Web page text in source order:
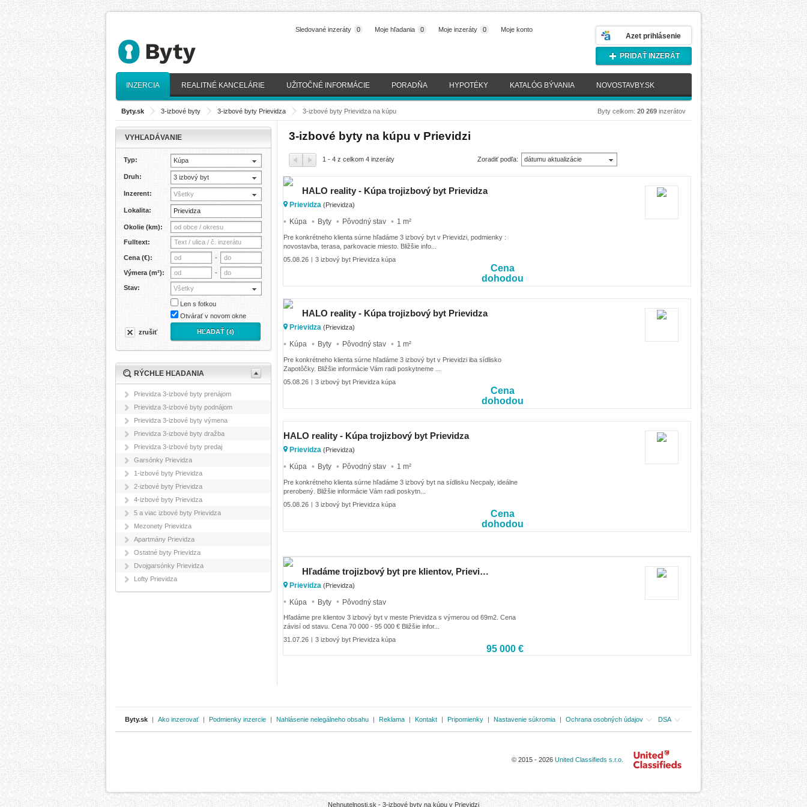
Azet prihlásenie
Moje konto
Moje inzeráty 0
Moje hľadania 0
Sledované inzeráty 0
PRIDAŤ INZERÁT
INZERCIA REALITNÉ KANCELÁRIE UŽITOČNÉ INFORMÁCIE PORADŇA HYPOTÉKY KATALÓG BÝVANIA NOVOSTAVBY.SK
Byty.sk > 3-izbové byty > 3-izbové byty Prievidza > 3-izbové byty Prievidza na kúpu Byty celkom: 20 269 inzerátov
3-izbové byty na kúpu v Prievidzi
1 - 4 z celkom 4 inzeráty Zoradiť podľa:
dátumu aktualizácie
HALO reality - Kúpa trojizbový byt Prievidza
Prievidza (Prievidza)
Kúpa Byty Pôvodný stav 1 m²
Pre konkrétneho klienta súrne hľadáme 3 izbový byt v Prievidzi, podmienky :
novostavba, terasa, parkovacie miesto. Bližšie info...
05.08.26 | 3 izbový byt Prievidza kúpa
Cena
dohodou
HALO reality - Kúpa trojizbový byt Prievidza
Prievidza (Prievidza)
Kúpa Byty Pôvodný stav 1 m²
Pre konkrétneho klienta súrne hľadáme 3 izbový byt v Prievidzi iba sídlisko
Zapotôčky. Bližšie informácie Vám radi poskytneme ...
05.08.26 | 3 izbový byt Prievidza kúpa
Cena
dohodou
HALO reality - Kúpa trojizbový byt Prievidza
Prievidza (Prievidza)
Kúpa Byty Pôvodný stav 1 m²
Pre konkrétneho klienta súrne hľadáme 3 izbový byt na sídlisku Necpaly, ideálne
prerobený. Bližšie informácie Vám radi poskytn...
05.08.26 | 3 izbový byt Prievidza kúpa
Cena
dohodou
Hľadáme trojizbový byt pre klientov, Prievidza
Prievidza (Prievidza)
Kúpa Byty Pôvodný stav
Hľadáme pre klientov 3 izbový byt v meste Prievidza s výmerou od 69m2. Cena
závisí od stavu. Cena 70 000 - 95 000 € Bližšie infor...
31.07.26 | 3 izbový byt Prievidza kúpa
95 000 €
VYHĽADÁVANIE
Typ: Kúpa
Druh: 3 izbový byt
Inzerent: Všetky
Lokalita:
Okolie (km):
Fulltext:
Cena (€): -
Výmera (m²): -
Stav: Všetky
Len s fotkou
Otvárať v novom okne
zrušiť HĽADAŤ (4)
RÝCHLE HĽADANIA
Prievidza 3-izbové byty prenájom
Prievidza 3-izbové byty podnájom
Prievidza 3-izbové byty výmena
Prievidza 3-izbové byty dražba
Prievidza 3-izbové byty predaj
Garsónky Prievidza
1-izbové byty Prievidza
2-izbové byty Prievidza
4-izbové byty Prievidza
5 a viac izbové byty Prievidza
Mezonety Prievidza
Apartmány Prievidza
Ostatné byty Prievidza
Dvojgarsónky Prievidza
Lofty Prievidza
Byty.sk | Ako inzerovať | Podmienky inzercie | Nahlásenie nelegálneho obsahu | Reklama | Kontakt | Pripomienky | Nastavenie súkromia | Ochrana osobných údajov DSA
© 2015 - 2026 United Classifieds s.r.o.
Nehnutelnosti.sk - 3-izbové byty na kúpu v Prievidzi